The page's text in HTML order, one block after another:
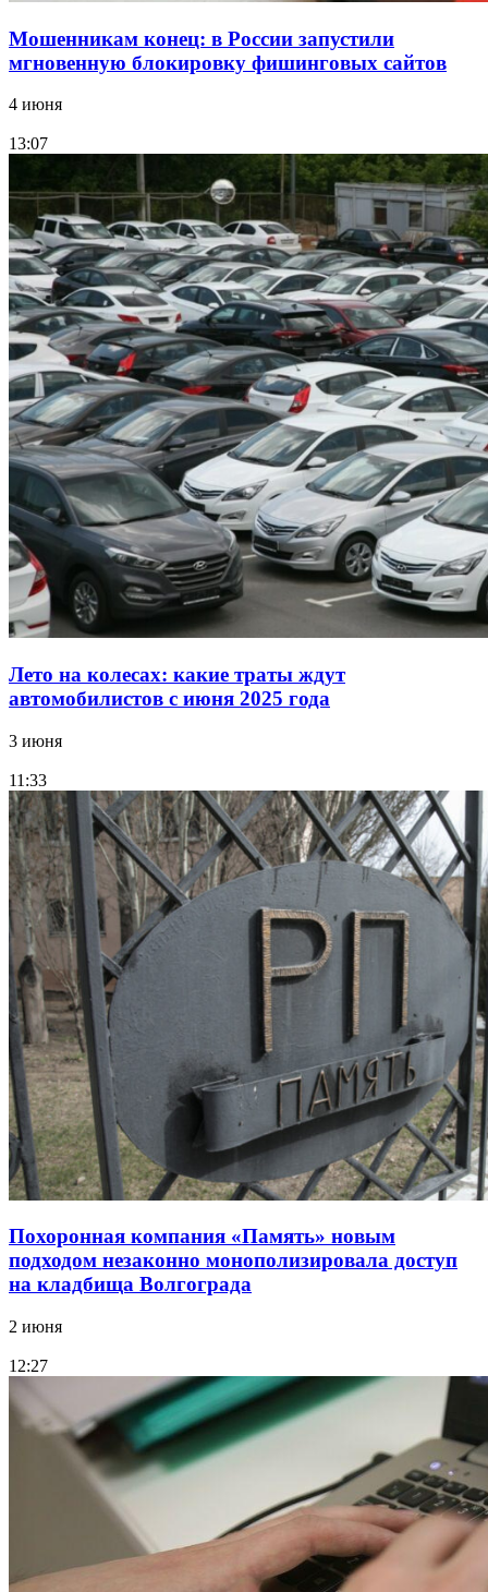
Мошенникам конец: в России запустили
мгновенную блокировку фишинговых сайтов
4 июня
13:07
Лето на колесах: какие траты ждут
автомобилистов с июня 2025 года
3 июня
11:33
Похоронная компания «Память» новым
подходом незаконно монополизировала доступ
на кладбища Волгограда
2 июня
12:27